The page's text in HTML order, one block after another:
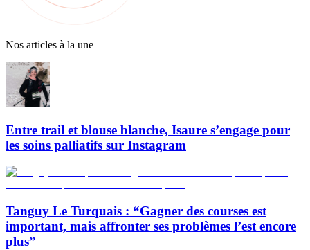
Nos articles à la une
Entre trail et blouse blanche, Isaure s’engage pour
les soins palliatifs sur Instagram
Tanguy Le Turquais : “Gagner des courses est
important, mais affronter ses problèmes l’est encore
plus”